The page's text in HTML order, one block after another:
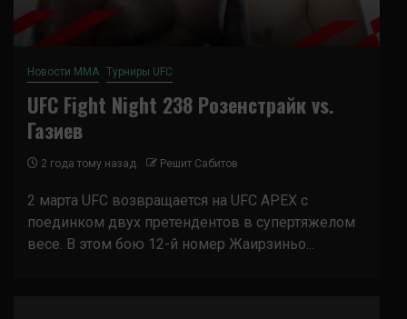
Новости ММА Турниры UFC
UFC Fight Night 238 Розенстрайк vs.
Газиев
2 года тому назад Решит Сабитов
2 марта UFC возвращается на UFC APEX с
поединком двух претендентов в супертяжелом
весе. В этом бою 12-й номер Жаирзиньо...